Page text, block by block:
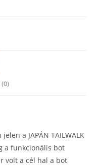
(0)
a JAPÁN TAILWALK
a funkcionális bot
volt a cél hal a bot